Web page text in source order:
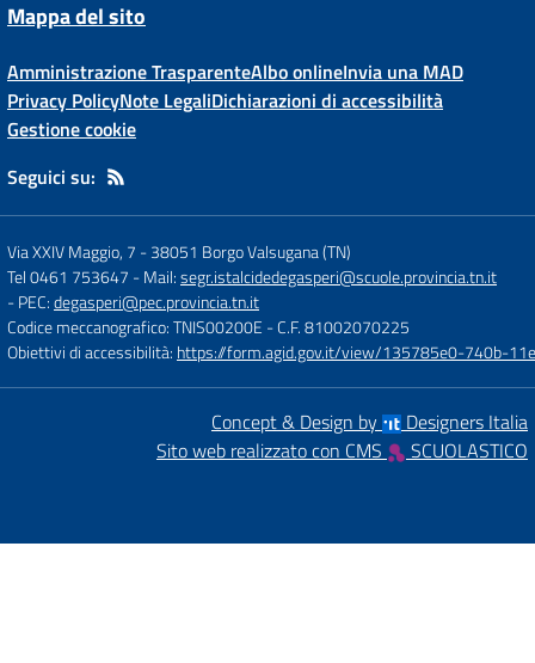
Mappa del sito
Amministrazione TrasparenteAlbo onlineInvia una MAD
Privacy PolicyNote LegaliDichiarazioni di accessibilità
Gestione cookie
Seguici su:
Via XXIV Maggio, 7 -38051 Borgo Valsugana (TN)
Tel 0461 753647 - Mail:segr.istalcidedegasperi@scuole.provincia.tn.it
- PEC:degasperi@pec.provincia.tn.it
Codice meccanografico: TNIS00200E - C.F. 81002070225
Obiettivi di accessibilità: https://form.agid.gov.it/view/135785e0-740b-
Concept & Design by
Designers Italia
Sito web realizzato con CMS
SCUOLASTICO